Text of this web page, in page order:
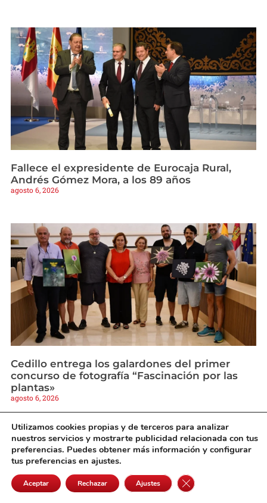
Fallece el expresidente de Eurocaja Rural,
Andrés Gómez Mora, a los 89 años
agosto 6, 2026
Cedillo entrega los galardones del primer
concurso de fotografía “Fascinación por las
plantas»
agosto 6, 2026
Utilizamos cookies propias y de terceros para analizar
nuestros servicios y mostrarte publicidad relacionada con tus
preferencias. Puedes obtener más información y configurar
tus preferencias en ajustes.
Aceptar Rechazar Ajustes Cerrar el banner de